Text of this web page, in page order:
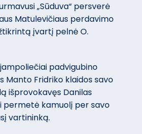
„Sūduva“ persverė
Matulevičiaus perdavimo
įvartį pelnė O.
padvigubino
Manto Fridriko klaidos savo
išprovokavęs Danilas
permetė kamuolį per savo
vartininką.